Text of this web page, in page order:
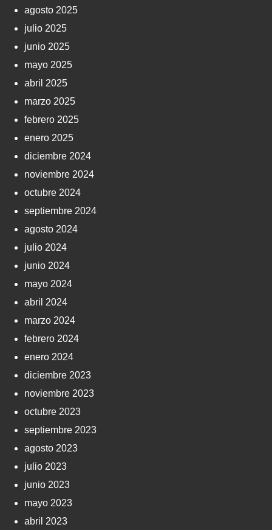
agosto 2025
julio 2025
junio 2025
mayo 2025
abril 2025
marzo 2025
febrero 2025
enero 2025
diciembre 2024
noviembre 2024
octubre 2024
septiembre 2024
agosto 2024
julio 2024
junio 2024
mayo 2024
abril 2024
marzo 2024
febrero 2024
enero 2024
diciembre 2023
noviembre 2023
octubre 2023
septiembre 2023
agosto 2023
julio 2023
junio 2023
mayo 2023
abril 2023